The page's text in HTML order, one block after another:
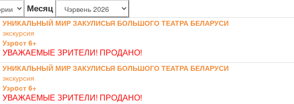
Месяц
УНИКАЛЬНЫЙ МИР ЗАКУЛИСЬЯ БОЛЬШОГО ТЕАТРА БЕЛАРУСИ
экскурсия
Узрoст 6+
УВАЖАЕМЫЕ ЗРИТЕЛИ! ПРОДАНО!
УНИКАЛЬНЫЙ МИР ЗАКУЛИСЬЯ БОЛЬШОГО ТЕАТРА БЕЛАРУСИ
экскурсия
Узрoст 6+
УВАЖАЕМЫЕ ЗРИТЕЛИ! ПРОДАНО!